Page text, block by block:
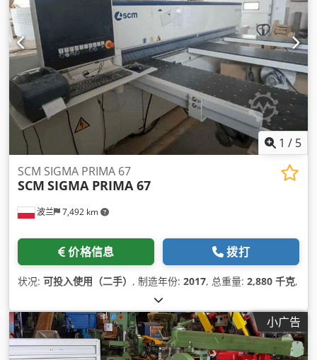
1 / 5
波兰 7,492 km
SCM SIGMA PRIMA 67
SCM SIGMA PRIMA 67
价格信息 拨打
状况: 可投入使用（二手） , 制造年份: 2017, 总重量: 2,880 千克,
小广告